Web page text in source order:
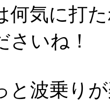
何気に打
さいね！
と波乗り